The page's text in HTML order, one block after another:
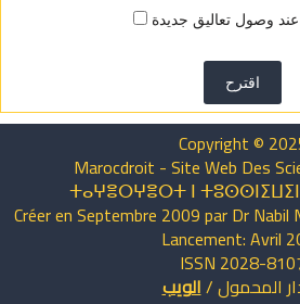
وصول تعاليق جديدة
اقترح
Copyright ©
Marocdroit - Site Web Des
ⵜⴰⵖⴻⵔⵖⴻⵔⵜ ⵏ
Créer en Septembre 2009 par Dr Nabil
Lancement: Avril
ISSN 2028-
المحمول/الويب